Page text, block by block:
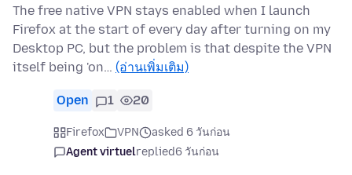
The free native VPN stays enabled when I launch
Firefox at the start of every day after turning on my
Desktop PC, but the problem is that despite the VPN
itself being 'on… (อ่านเพิ่มเติม)
Open 1 20
Firefox VPN
asked 6 วันก่อน
Agent virtuelreplied6 วันก่อน